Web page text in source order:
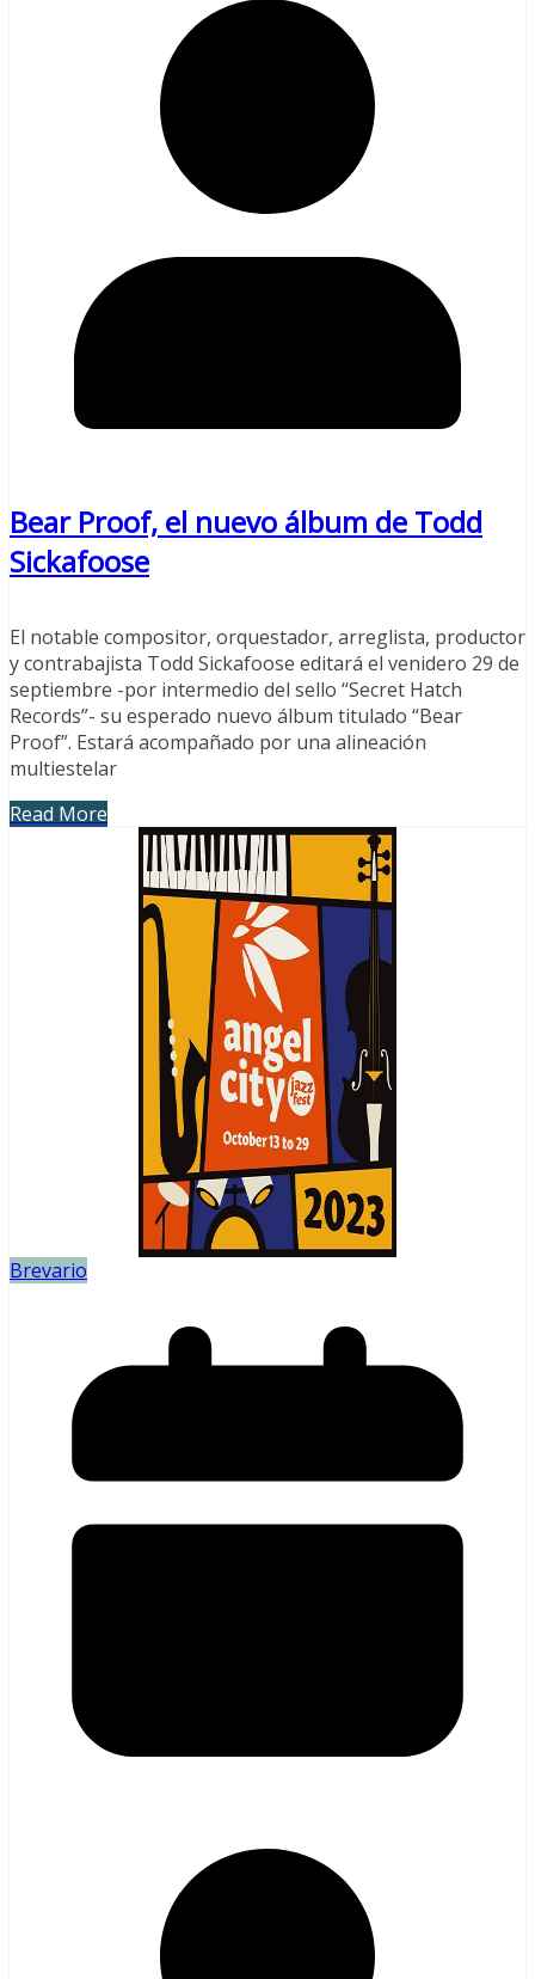
Bear Proof, el nuevo álbum de Todd
Sickafoose
El notable compositor, orquestador, arreglista, productor
y contrabajista Todd Sickafoose editará el venidero 29 de
septiembre -por intermedio del sello “Secret Hatch
Records”- su esperado nuevo álbum titulado “Bear
Proof”. Estará acompañado por una alineación
multiestelar
Read More
Brevario